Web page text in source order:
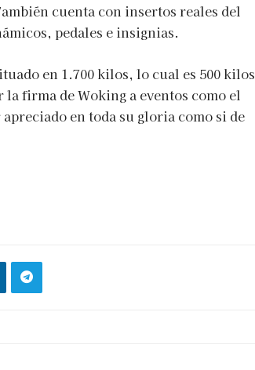
cuenta con insertos reales del
pedales e insignias.
en 1.700 kilos, lo cual es 500 kilos
firma de Woking a eventos como el
en toda su gloria como si de